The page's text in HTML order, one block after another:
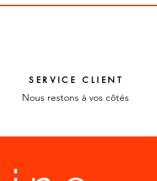
SERVICE CLIENT
Nous restons à vos côtés